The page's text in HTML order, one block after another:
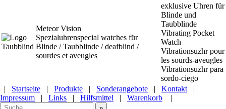
Meteor Vision
Spezialuhrenspecial watches für
Blinde / Taubblinde / deafblind /
sourdes et aveugles
exklusive Uhren für
Blinde und
Taubblinde
Vibrating Pocket
Watch
Vibrationsuzhr pour
les sourds-aveugles
Vibrationsuzhr para
sordo-ciego
|
Startseite | Produkte | Sonderangebote | Kontakt
|
Impressum
| Links | Hilfsmittel | Warenkorb |